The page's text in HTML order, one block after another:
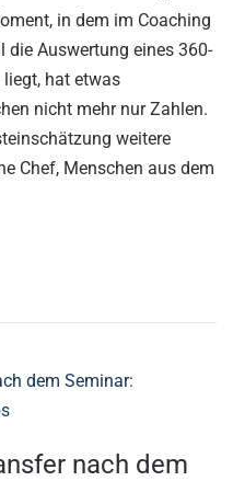
in dem im Coaching
die Auswertung eines 360-
hat etwas
nicht mehr nur Zahlen.
weitere
Chef, Menschen aus dem
nach dem